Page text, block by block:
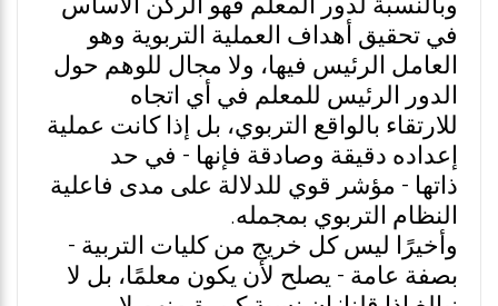
في تحقيق أهداف العملية التربوية وهو
العامل الرئيس فيها، ولا مجال للوهم حول
الدور الرئيس للمعلم في أي اتجاه
للارتقاء بالواقع التربوي، بل إذا كانت عملية
إعداده دقيقة وصادقة فإنها - في حد
ذاتها - مؤشر قوي للدلالة على مدى فاعلية
النظام التربوي بمجمله.
وأخيرًا ليس كل خريج من كليات التربية -
بصفة عامة - يصلح لأن يكون معلمًا، بل لا